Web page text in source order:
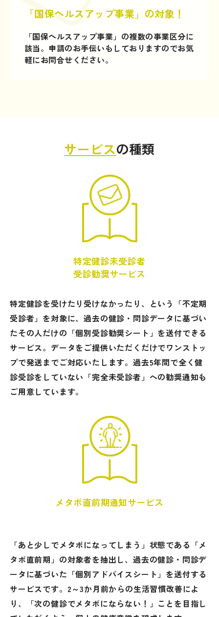
「国保ヘルスアップ事業」の対象！
「国保ヘルスアップ事業」の複数の事業区分に
該当。申請のお手伝いもしておりますのでお気
軽にお問合せください。
サービスの種類
特定健診未受診者
受診勧奨サービス
特定健診を受けたり受けなかったり、という「不定期
受診者」を対象に、過去の健診・問診データに基づい
たその人だけの「個別受診勧奨シート」を送付できる
サービス。データをご提供いただくだけでワンストッ
プで発送までご対応いたします。過去5年間で全く健
診受診をしていない「完全未受診者」への勧奨通知も
ご用意しています。
メタボ直前期通知サービス
「あと少しでメタボになってしまう」状態である「メ
タボ直前期」の対象者を抽出し、過去の健診・問診デ
ータに基づいた「個別アドバイスシート」を送付する
サービスです。2～3か月前からの生活習慣改善によ
り、「次の健診でメタボにならない！」ことを目指し